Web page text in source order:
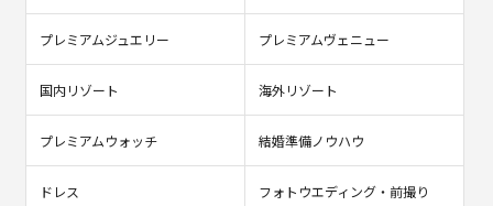
プレミアムジュエリー プレミアムヴェニュー
国内リゾート 海外リゾート
プレミアムウォッチ 結婚準備ノウハウ
ドレス フォトウエディング・前撮り